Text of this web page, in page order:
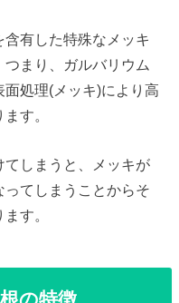
有した特殊なメッキ
まり、ガルバリウム
処理(メッキ)により高
す。
てしまうと、メッキが
てしまうことからそ
す。
の特徴